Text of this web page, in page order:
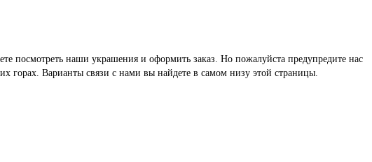
посмотреть наши украшения и оформить заказ. Но пожалуйста предупредите нас
горах. Варианты связи с нами вы найдете в самом низу этой страницы.